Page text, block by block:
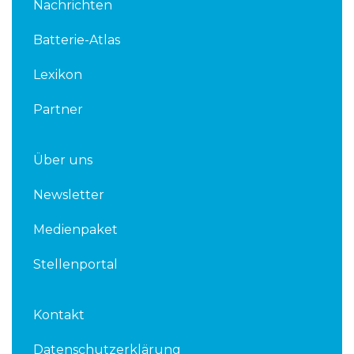
Nachrichten
Batterie-Atlas
Lexikon
Partner
Über uns
Newsletter
Medienpaket
Stellenportal
Kontakt
Datenschutzerklärung